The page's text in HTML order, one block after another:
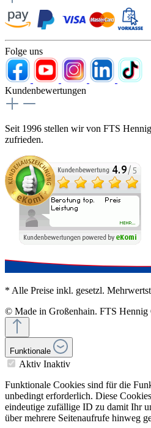
Folge uns
Kundenbewertungen
Seit 1996 stellen wir von FTS
zufrieden.
* Alle Preise inkl. gesetzl.
© Made in Großenhain. FTS Hennig
Funktionale
Aktiv Inaktiv
Funktionale Cookies sind für die
unbedingt erforderlich. Diese
eindeutige zufällige ID zu damit Ihr
über mehrere Seitenaufrufe hinweg